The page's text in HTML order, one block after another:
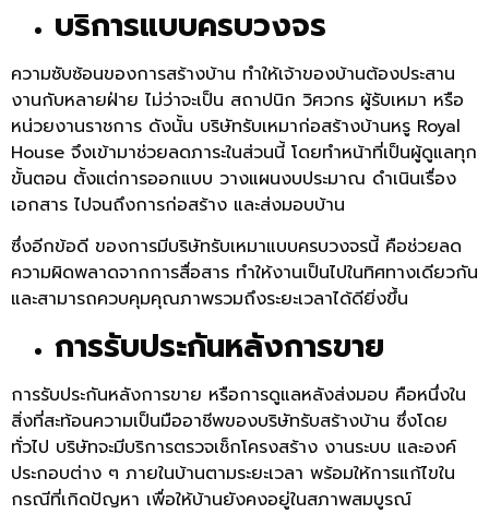
บริการแบบครบวงจร
ความซับซ้อนของการสร้างบ้าน ทำให้เจ้าของบ้านต้องประสาน
งานกับหลายฝ่าย ไม่ว่าจะเป็น สถาปนิก วิศวกร ผู้รับเหมา หรือ
หน่วยงานราชการ ดังนั้น บริษัทรับเหมาก่อสร้างบ้านหรู Royal
House จึงเข้ามาช่วยลดภาระในส่วนนี้ โดยทำหน้าที่เป็นผู้ดูแลทุก
ขั้นตอน ตั้งแต่การออกแบบ วางแผนงบประมาณ ดำเนินเรื่อง
เอกสาร ไปจนถึงการก่อสร้าง และส่งมอบบ้าน
ซึ่งอีกข้อดี ของการมีบริษัทรับเหมาแบบครบวงจรนี้ คือช่วยลด
ความผิดพลาดจากการสื่อสาร ทำให้งานเป็นไปในทิศทางเดียวกัน
และสามารถควบคุมคุณภาพรวมถึงระยะเวลาได้ดียิ่งขึ้น
การรับประกันหลังการขาย
การรับประกันหลังการขาย หรือการดูแลหลังส่งมอบ คือหนึ่งใน
สิ่งที่สะท้อนความเป็นมืออาชีพของบริษัทรับสร้างบ้าน ซึ่งโดย
ทั่วไป บริษัทจะมีบริการตรวจเช็กโครงสร้าง งานระบบ และองค์
ประกอบต่าง ๆ ภายในบ้านตามระยะเวลา พร้อมให้การแก้ไขใน
กรณีที่เกิดปัญหา เพื่อให้บ้านยังคงอยู่ในสภาพสมบูรณ์